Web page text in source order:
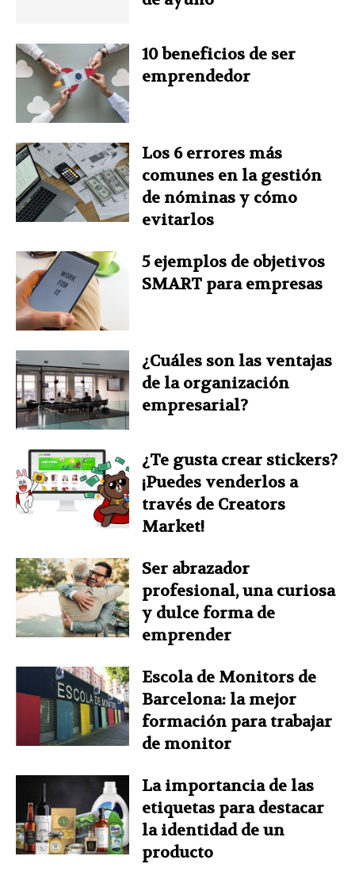
s
t
n
p
10 beneficios de ser
emprendedor
Los 6 errores más
comunes en la gestión
de nóminas y cómo
evitarlos
5 ejemplos de objetivos
SMART para empresas
¿Cuáles son las ventajas
de la organización
empresarial?
¿Te gusta crear stickers?
¡Puedes venderlos a
través de Creators
Market!
Ser abrazador
profesional, una curiosa
y dulce forma de
emprender
Escola de Monitors de
Barcelona: la mejor
formación para trabajar
de monitor
La importancia de las
etiquetas para destacar
la identidad de un
producto